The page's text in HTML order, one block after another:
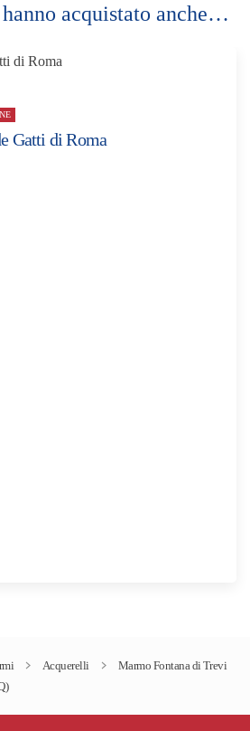
acquistato anche…
Gatti di Roma
Acquerelli
Marmo Fontana di Trevi